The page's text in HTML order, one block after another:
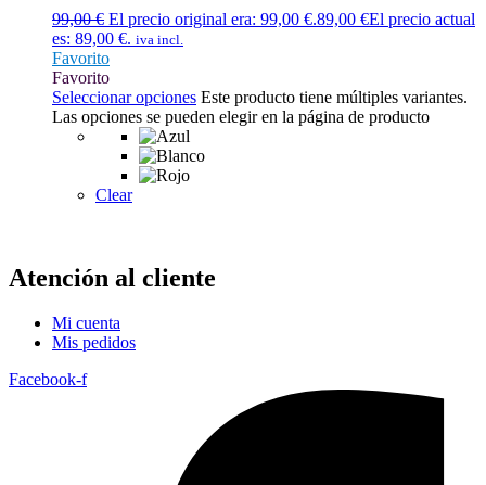
99,00€ El precio original era: 99,00 €.89,00 €El precio actual
es: 89,00 €. iva incl.
Favorito
Favorito
Seleccionar opciones Este producto tiene múltiples variantes.
Las opciones se pueden elegir en la página de producto
Clear
Atención al cliente
Mi cuenta
Mis pedidos
Facebook-f